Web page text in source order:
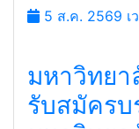
5 ส.ค. 2569 เ